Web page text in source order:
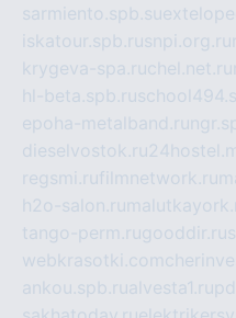
sarmiento.spb.su
iskatour.spb.rusnpi.org.ru
krygeva-spa.ruchel.net.ru
hl-beta.spb.ru
epoha-metalband.ru
dieselvostok.ru
regsmi.rufilmnetwork.ru
h2o-salon.ru
tango-perm.rugooddir.ru
webkrasotki.com
ankou.spb.rualvesta1.ru